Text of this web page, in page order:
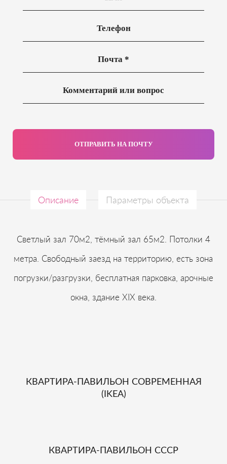
ОТПРАВИТЬ НА ПОЧТУ
Описание Параметры объекта
Светлый зал 70м2, тёмный зал 65м2. Потолки 4
метра. Свободный заезд на территорию, есть зона
погрузки/разгрузки, бесплатная парковка, арочные
окна, здание XIX века.
КВАРТИРА-ПАВИЛЬОН СОВРЕМЕННАЯ
(IKEA)
КВАРТИРА-ПАВИЛЬОН СССР